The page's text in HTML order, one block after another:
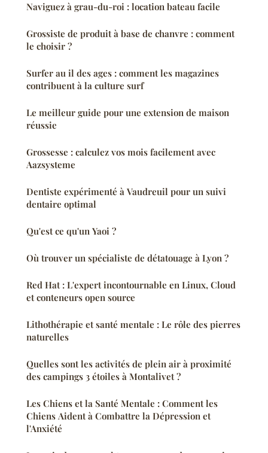
Naviguez à grau-du-roi : location bateau facile
Grossiste de produit à base de chanvre : comment
le choisir ?
Surfer au il des ages : comment les magazines
contribuent à la culture surf
Le meilleur guide pour une extension de maison
réussie
Grossesse : calculez vos mois facilement avec
Aazsysteme
Dentiste expérimenté à Vaudreuil pour un suivi
dentaire optimal
Qu'est ce qu'un Yaoi ?
Où trouver un spécialiste de détatouage à Lyon ?
Red Hat : L'expert incontournable en Linux, Cloud
et conteneurs open source
Lithothérapie et santé mentale : Le rôle des pierres
naturelles
Quelles sont les activités de plein air à proximité
des campings 3 étoiles à Montalivet ?
Les Chiens et la Santé Mentale : Comment les
Chiens Aident à Combattre la Dépression et
l'Anxiété